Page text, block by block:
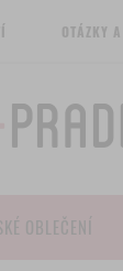
OTÁZKY
OBLEČENÍ